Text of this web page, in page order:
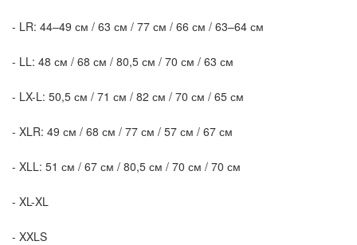
- LR: 44–49 см / 63 см / 77 см / 66 см / 63–64 см
- LL: 48 см / 68 см / 80,5 см / 70 см / 63 см
- LX-L: 50,5 см / 71 см / 82 см / 70 см / 65 см
- XLR: 49 см / 68 см / 77 см / 57 см / 67 см
- XLL: 51 см / 67 см / 80,5 см / 70 см / 70 см
- XL-XL
- XXLS